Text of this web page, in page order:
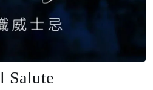
Salute